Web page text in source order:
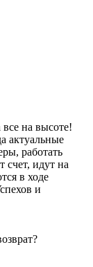
на высоте!
актуальные
работать
счет, идут на
в ходе
и